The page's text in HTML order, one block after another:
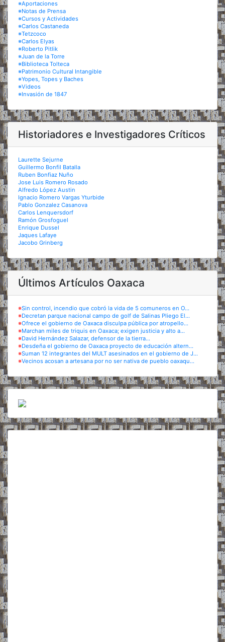
※Aportaciones
※Notas de Prensa
※Cursos y Actividades
※Carlos Castaneda
※Tetzcoco
※Carlos Elyas
※Roberto Pitlik
※Juan de la Torre
※Biblioteca Tolteca
※Patrimonio Cultural Intangible
※Yopes, Topes y Baches
※Videos
※Invasión de 1847
Historiadores e Investigadores Críticos
Laurette Sejurne
Guillermo Bonfil Batalla
Ruben Bonfiaz Nuño
Jose Luis Romero Rosado
Alfredo López Austin
Ignacio Romero Vargas Yturbide
Pablo Gonzalez Casanova
Carlos Lenquersdorf
Ramón Grosfoguel
Enrique Dussel
Jaques Lafaye
Jacobo Grinberg
Últimos Artículos Oaxaca
※Sin control, incendio que cobró la vida de 5 comuneros en O...
※Decretan parque nacional campo de golf de Salinas Pliego El...
※Ofrece el gobierno de Oaxaca disculpa pública por atropello...
※Marchan miles de triquis en Oaxaca; exigen justicia y alto a...
※David Hernández Salazar, defensor de la tierra...
※Desdeña el gobierno de Oaxaca proyecto de educación altern...
※Suman 12 integrantes del MULT asesinados en el gobierno de J...
※Vecinos acosan a artesana por no ser nativa de pueblo oaxaqu...